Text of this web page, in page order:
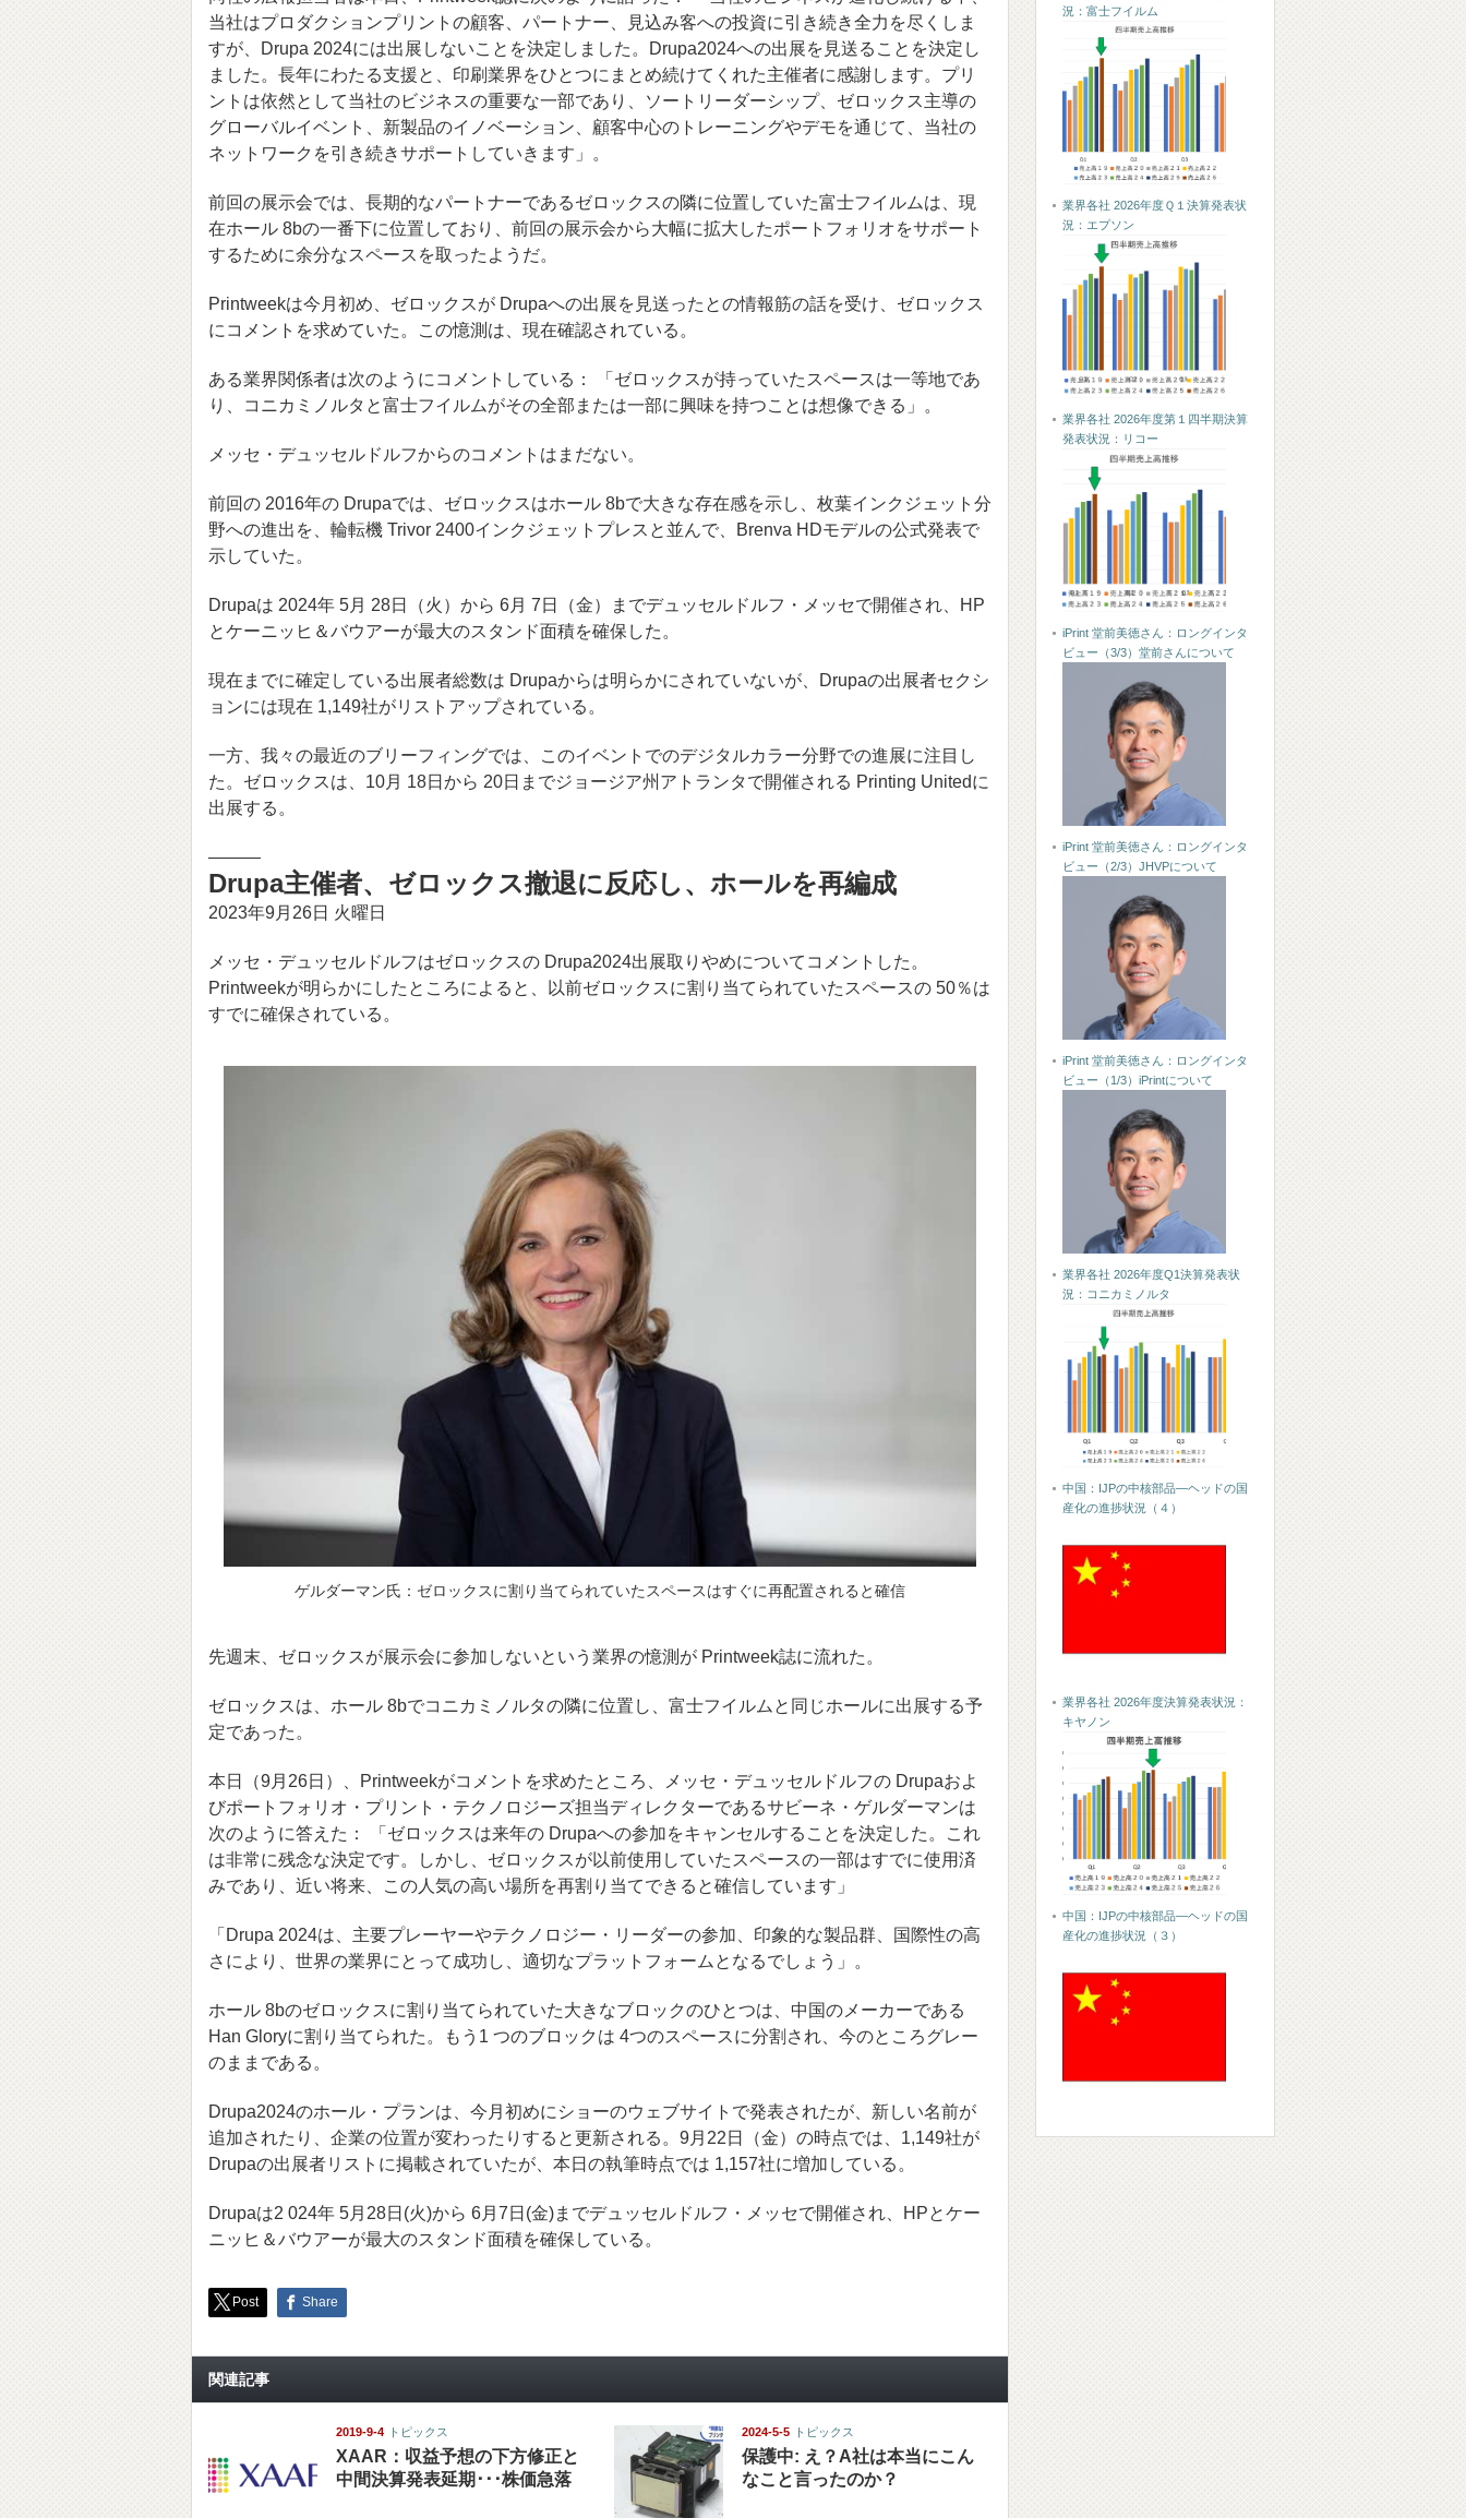
当社はプロダクションプリントの顧客、パートナー、見込み客への投資に引き続き全力を尽くしま
すが、Drupa 2024には出展しないことを決定しました。Drupa2024への出展を見送ることを決定し
ました。長年にわたる支援と、印刷業界をひとつにまとめ続けてくれた主催者に感謝します。プリ
ントは依然として当社のビジネスの重要な一部であり、ソートリーダーシップ、ゼロックス主導の
グローバルイベント、新製品のイノベーション、顧客中心のトレーニングやデモを通じて、当社の
ネットワークを引き続きサポートしていきます」。
前回の展示会では、長期的なパートナーであるゼロックスの隣に位置していた富士フイルムは、現
在ホール 8bの一番下に位置しており、前回の展示会から大幅に拡大したポートフォリオをサポート
するために余分なスペースを取ったようだ。
Printweekは今月初め、ゼロックスが Drupaへの出展を見送ったとの情報筋の話を受け、ゼロックス
にコメントを求めていた。この憶測は、現在確認されている。
ある業界関係者は次のようにコメントしている： 「ゼロックスが持っていたスペースは一等地であ
り、コニカミノルタと富士フイルムがその全部または一部に興味を持つことは想像できる」
。
メッセ・デュッセルドルフからのコメントはまだない。
前回の 2016年の Drupaでは、ゼロックスはホール 8bで大きな存在感を示し、枚葉インクジェット分
野への進出を、輪転機 Trivor 2400インクジェットプレスと並んで、Brenva HDモデルの公式発表で
示していた。
Drupaは 2024年 5月 28日（火）から 6月 7日（金）までデュッセルドルフ・メッセで開催され、HP
とケーニッヒ＆バウアーが最大のスタンド面積を確保した。
現在までに確定している出展者総数は Drupaからは明らかにされていないが、Drupaの出展者セクシ
ョンには現在 1,149社がリストアップされている。
一方、我々の最近のブリーフィングでは、このイベントでのデジタルカラー分野での進展に注目し
た。 ゼロックスは、10月 18日から 20日までジョージア州アトランタで開催される Printing Unitedに
出展する。
———
Drupa主催者、ゼロックス撤退に反応し、ホールを再編成
2023年9月26日 火曜日
メッセ・デュッセルドルフはゼロックスの Drupa2024出展取りやめについてコメントした。
Printweekが明らかにしたところによると、以前ゼロックスに割り当てられていたスペースの 50％は
すでに確保されている。
ゲルダーマン氏：ゼロックスに割り当てられていたスペースはすぐに再配置されると確信
先週末、ゼロックスが展示会に参加しないという業界の憶測が Printweek誌に流れた。
ゼロックスは、ホール 8bでコニカミノルタの隣に位置し、富士フイルムと同じホールに出展する予
定であった。
本日（9月26日）、Printweekがコメントを求めたところ、メッセ・デュッセルドルフの Drupaおよ
びポートフォリオ・プリント・テクノロジーズ担当ディレクターであるサビーネ・ゲルダーマンは
次のように答えた： 「ゼロックスは来年の Drupaへの参加をキャンセルすることを決定した。これ
は非常に残念な決定です。しかし、ゼロックスが以前使用していたスペースの一部はすでに使用済
みであり、近い将来、この人気の高い場所を再割り当てできると確信しています」
「Drupa 2024は、主要プレーヤーやテクノロジー・リーダーの参加、印象的な製品群、国際性の高
さにより、世界の業界にとって成功し、適切なプラットフォームとなるでしょう」。
ホール 8bのゼロックスに割り当てられていた大きなブロックのひとつは、中国のメーカーである
Han Gloryに割り当てられた。もう1 つのブロックは 4つのスペースに分割され、今のところグレー
のままである。
Drupa2024のホール・プランは、今月初めにショーのウェブサイトで発表されたが、新しい名前が
追加されたり、企業の位置が変わったりすると更新される。9月22日（金）の時点では、1,149社が
Drupaの出展者リストに掲載されていたが、本日の執筆時点では 1,157社に増加している。
Drupaは2 024年 5月28日(火)から 6月7日(金)までデュッセルドルフ・メッセで開催され、HPとケー
ニッヒ＆バウアーが最大のスタンド面積を確保している。
Post Share
関連記事
2019-9-4 トピックス
XAAR：収益予想の下方修正と
中間決算発表延期･･･株価急落
2024-5-5 トピックス
保護中: え？A社は本当にこん
なこと言ったのか？
況：富士フイルム
業界各社 2026年度Ｑ１決算発表状
況：エプソン
業界各社 2026年度第１四半期決算
発表状況：リコー
iPrint 堂前美徳さん：ロングインタ
ビュー（3/3）堂前さんについて
iPrint 堂前美徳さん：ロングインタ
ビュー（2/3）JHVPについて
iPrint 堂前美徳さん：ロングインタ
ビュー（1/3）iPrintについて
業界各社 2026年度Q1決算発表状
況：コニカミノルタ
中国：IJPの中核部品―ヘッドの国
産化の進捗状況（４）
業界各社 2026年度決算発表状況：
キヤノン
中国：IJPの中核部品―ヘッドの国
産化の進捗状況（３）